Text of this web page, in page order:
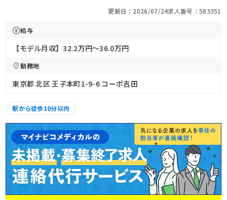
更新日：2026/07/24求人番号：583351
給与
【モデル月収】32.2万円〜36.0万円
勤務地
東京都 北区 王子本町1-9-6 コーポ吉田
駅から徒歩10分以内